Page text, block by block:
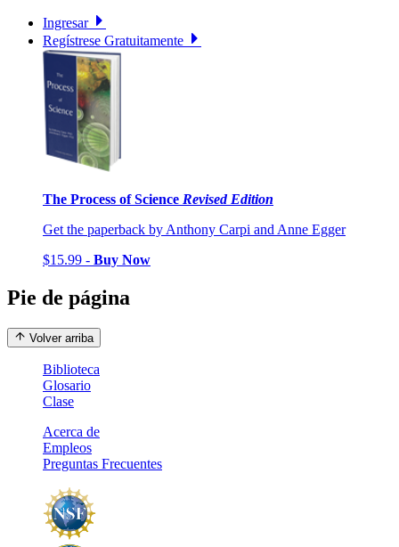
Ingresar
Regístrese Gratuitamente
The Process of Science Revised Edition
Get the paperback by Anthony Carpi and Anne Egger
$15.99 - Buy Now
Pie de página
Volver arriba
Biblioteca
Glosario
Clase
Acerca de
Empleos
Preguntas Frecuentes